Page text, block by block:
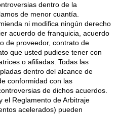
dentro de la
de menor cuantía.
ni modifica ningún derecho
acuerdo de franquicia, acuerdo
de proveedor, contrato de
que usted pudiese tener con
o afiliadas. Todas las
dentro del alcance de
conformidad con las
de dichos acuerdos.
el Reglamento de Arbitraje
acelerados) pueden